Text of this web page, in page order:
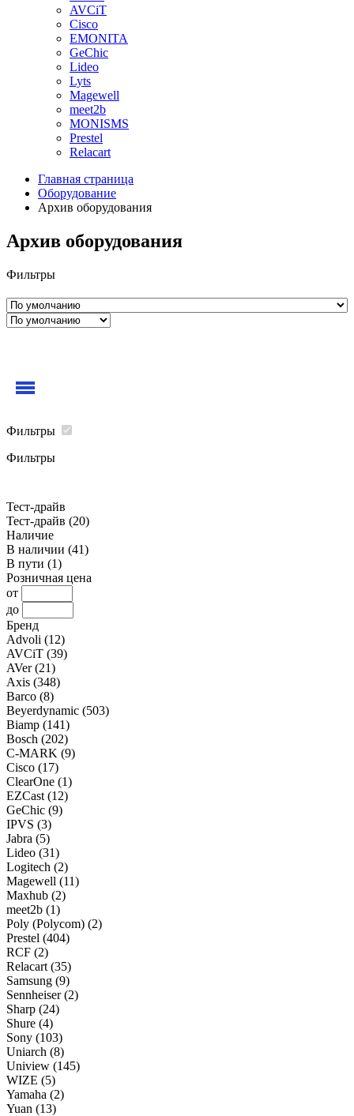
AVCiT
Cisco
EMONITA
GeChic
Lideo
Lyts
Magewell
meet2b
MONISMS
Prestel
Relacart
Главная страница
Оборудование
Архив оборудования
Архив оборудования
Фильтры
Фильтры
Фильтры
Тест-драйв
Тест-драйв (20)
Наличие
В наличии (41)
В пути (1)
Розничная цена
от
до
Бренд
Advoli (12)
AVCiT (39)
AVer(21)
Axis (348)
Barco (8)
Beyerdynamic (503)
Biamp (141)
Bosch (202)
C-MARK (9)
Cisco (17)
ClearOne (1)
EZCast (12)
GeChic (9)
IPVS (3)
Jabra (5)
Lideo (31)
Logitech (2)
Magewell (11)
Maxhub (2)
meet2b (1)
Poly (Polycom) (2)
Prestel (404)
RCF (2)
Relacart (35)
Samsung (9)
Sennheiser(2)
Sharp (24)
Shure (4)
Sony (103)
Uniarch (8)
Uniview (145)
WIZE (5)
Yamaha (2)
Yuan (13)